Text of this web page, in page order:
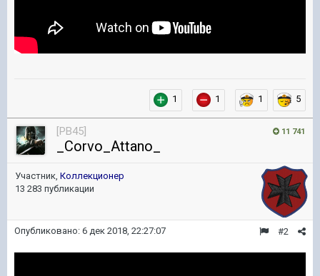
1 1 1 5
11 741
[PB45]
_Corvo_Attano_
Участник, Коллекционер
13 283 публикации
#2
Опубликовано: 6 дек 2018, 22:27:07